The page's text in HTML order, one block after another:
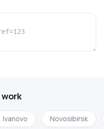
work
Ivanovo Novosibirsk